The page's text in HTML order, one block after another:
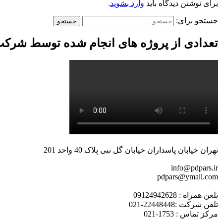
برای نوشتن دیدگاه باید وارد بشوید.
جستجو برای:
تعدادی از پروژه های انجام شده توسط
تهران خیابان پاسداران خیابان گل نبی پلاک 40 واحد 201
info@pdpars.ir
pdpars@ymail.com
تلغن همراه : 09124942628
تلفن شرکت :22448448-021
مرکز تماس : 1753-021